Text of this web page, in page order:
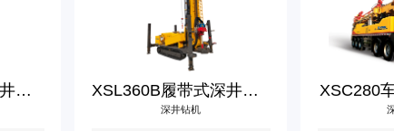
XSL520B履带式深井钻机 XSL360B履带式深井钻机
深井钻机
XSC280